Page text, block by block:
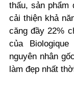
thấu, sản phẩm
cải thiện khả
căng đầy 22%
của
nguyên nhân
làm đẹp nhất